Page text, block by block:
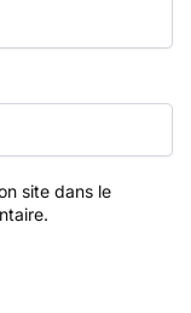
site dans le